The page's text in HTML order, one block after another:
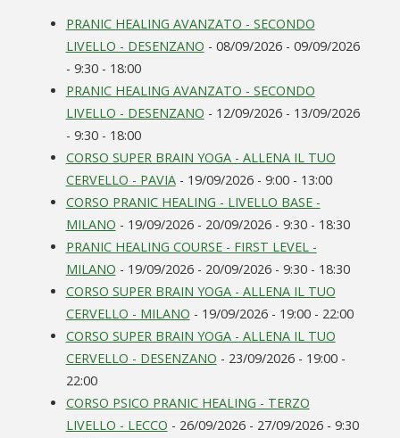
PRANIC HEALING AVANZATO - SECONDO
LIVELLO - DESENZANO - 08/09/2026 - 09/09/2026
- 9:30 - 18:00
PRANIC HEALING AVANZATO - SECONDO
LIVELLO - DESENZANO - 12/09/2026 - 13/09/2026
- 9:30 - 18:00
CORSO SUPER BRAIN YOGA - ALLENA IL TUO
CERVELLO - PAVIA- 19/09/2026 - 9:00 - 13:00
CORSO PRANIC HEALING - LIVELLO BASE -
MILANO - 19/09/2026 - 20/09/2026 - 9:30 - 18:30
PRANIC HEALING COURSE - FIRST LEVEL -
MILANO - 19/09/2026 - 20/09/2026 - 9:30 - 18:30
CORSO SUPER BRAIN YOGA - ALLENA IL TUO
CERVELLO - MILANO - 19/09/2026 - 19:00 - 22:00
CORSO SUPER BRAIN YOGA - ALLENA IL TUO
CERVELLO - DESENZANO - 23/09/2026 - 19:00 -
22:00
CORSO PSICO PRANIC HEALING - TERZO
LIVELLO - LECCO - 26/09/2026 - 27/09/2026 - 9:30